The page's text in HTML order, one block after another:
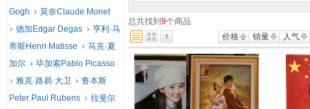
总共找到 9个商品
价格
销量 人气
Gogh
莫奈Claude Monet
德加Edgar Degas
亨利·马
蒂斯Henri Matisse
马克·夏
加尔
毕加索Pablo Picasso
雅克·路易·大卫
鲁本斯
Peter Paul Rubens
拉斐尔